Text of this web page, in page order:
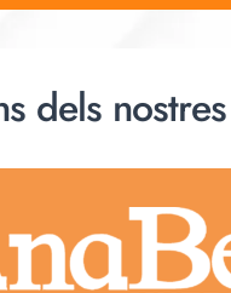
dels